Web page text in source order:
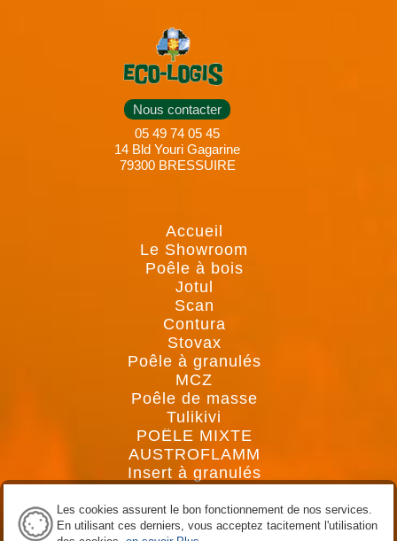
Les cookies assurent le bon fonctionnement de nos services.
En utilisant ces derniers, vous acceptez tacitement l'utilisation
Nous contacter
05 49 74 05 45
14 Bld Youri Gagarine
79300 BRESSUIRE
Accueil
Le Showroom
Poêle à bois
Jotul
Scan
Contura
Stovax
Poêle à granulés
MCZ
Poêle de masse
Tulikivi
POÊLE MIXTE
AUSTROFLAMM
Insert à granulés
MCZ
Insert à bois
Jotul